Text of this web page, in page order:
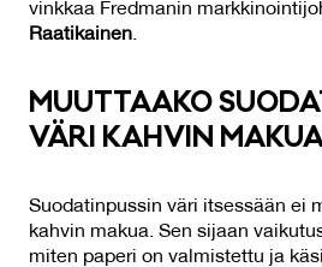
vinkkaa Fredmanin
Raatikainen.
MUUT­TAA­KO
VÄ­RI KAH­VIN
Suodatinpussin väri itsessään ei
kahvin makua. Sen sijaan
miten paperi on valmistettu ja